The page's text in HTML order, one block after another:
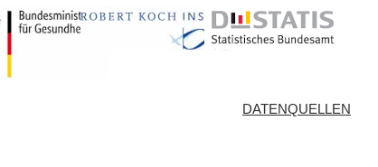
DATENQUELLEN